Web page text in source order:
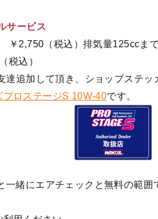
サービス
￥2,750（税込）排気量125ccま
税込）
達追加して頂き、ショップステッ
プロステージS 10W-40です。
一緒にエアチェックと無料の範